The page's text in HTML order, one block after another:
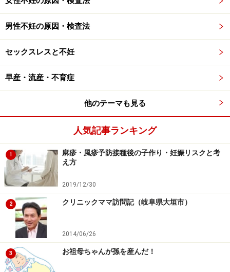
男性不妊の原因・検査法
セックスレスと不妊
早産・流産・不育症
他のテーマも見る
人気記事ランキング
1
麻疹・風疹予防接種後の子作り・妊娠リスクと考
え方
2019/12/30
2 クリニックママ訪問記（岐阜県大垣市）
2014/06/26
3 お祖母ちゃんが孫を産んだ！